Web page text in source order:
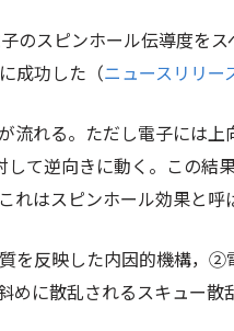
のスピンホール伝導度を
成功した（ニュースリリー
流れる。ただし電子には
て逆向きに動く。この結
はスピンホール効果と呼
を反映した内因的機構，②
に散乱されるスキュー散